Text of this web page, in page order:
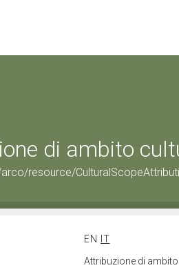
di ambito
resource/
EN
IT
Attribuzione di